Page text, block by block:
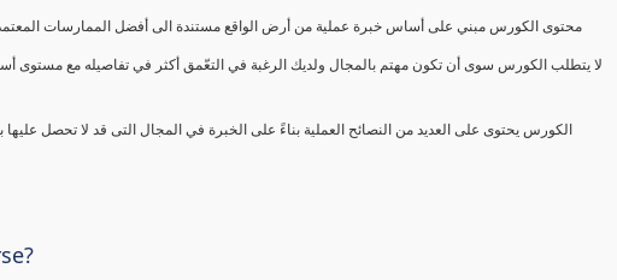
محتوى الكورس مبني على أساس خبرة عملية من أرض الواقع مستندة الى أفضل الممارسات المعتمدة من
لا يتطلب الكورس سوى أن تكون مهتم بالمجال ولديك الرغبة في التعّمق أكثر في تفاصيله مع مستوى
الكورس يحتوى على العديد من النصائح العملية بناءً على الخبرة في المجال التى قد لا تحصل